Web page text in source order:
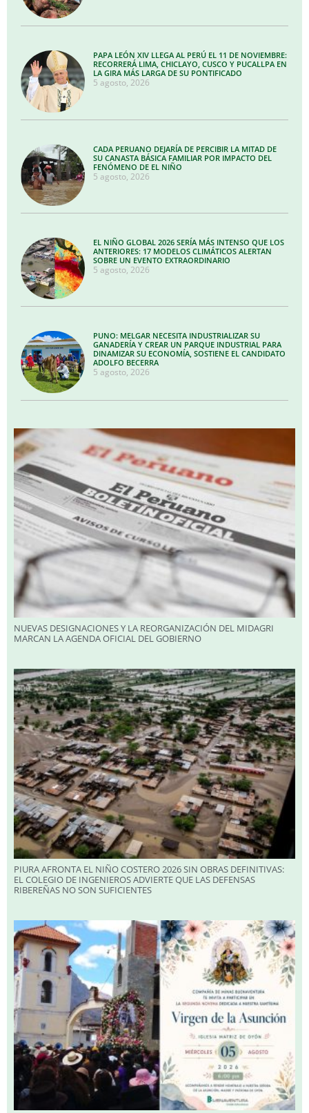
PAPA LEÓN XIV LLEGA AL PERÚ EL 11 DE NOVIEMBRE:
RECORRERÁ LIMA, CHICLAYO, CUSCO Y PUCALLPA EN
LA GIRA MÁS LARGA DE SU PONTIFICADO
5 agosto, 2026
CADA PERUANO DEJARÍA DE PERCIBIR LA MITAD DE
SU CANASTA BÁSICA FAMILIAR POR IMPACTO DEL
FENÓMENO DE EL NIÑO
5 agosto, 2026
EL NIÑO GLOBAL 2026 SERÍA MÁS INTENSO QUE LOS
ANTERIORES: 17 MODELOS CLIMÁTICOS ALERTAN
SOBRE UN EVENTO EXTRAORDINARIO
5 agosto, 2026
PUNO: MELGAR NECESITA INDUSTRIALIZAR SU
GANADERÍA Y CREAR UN PARQUE INDUSTRIAL PARA
DINAMIZAR SU ECONOMÍA, SOSTIENE EL CANDIDATO
ADOLFO BECERRA
5 agosto, 2026
NUEVAS DESIGNACIONES Y LA REORGANIZACIÓN DEL MIDAGRI
MARCAN LA AGENDA OFICIAL DEL GOBIERNO
PIURA AFRONTA EL NIÑO COSTERO 2026 SIN OBRAS DEFINITIVAS:
EL COLEGIO DE INGENIEROS ADVIERTE QUE LAS DEFENSAS
RIBEREÑAS NO SON SUFICIENTES